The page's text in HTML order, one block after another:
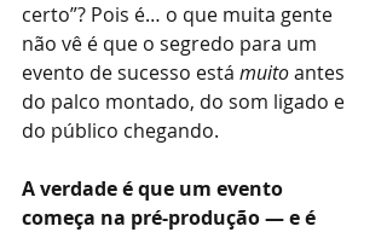
certo”? Pois é… o que muita gente
não vê é que o segredo para um
evento de sucesso está muito antes
do palco montado, do som ligado e
do público chegando.
A verdade é que um evento
começa na pré-produção — e é